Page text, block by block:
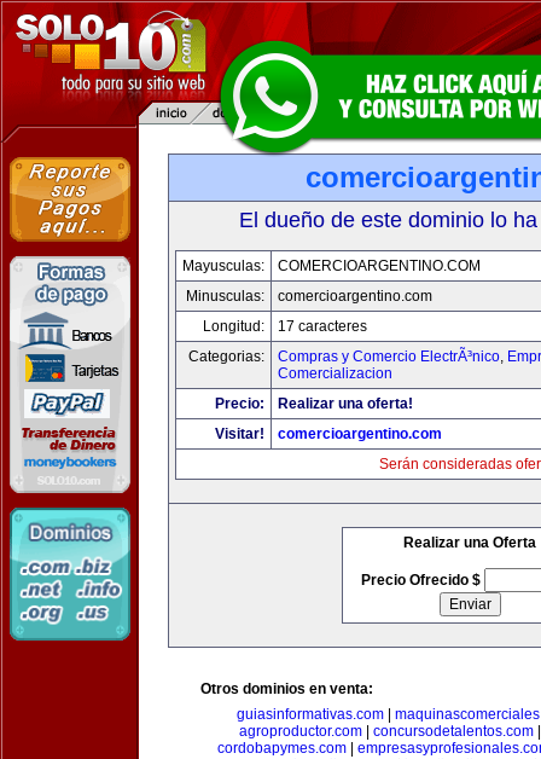
El dueño de este dominio lo
Mayusculas:
COMERCIOARGENTINO.COM
Minusculas:
comercioargentino.com
Longitud:
17 caracteres
Categorias:
Compras y Comercio ElectrÃ³nico,
Comercializacion
Precio:
Realizar una oferta!
Visitar!
comercioargentino.com
Serán consideradas
Realizar una Oferta
Precio Ofrecido $
Otros dominios en venta:
guiasinformativas.com
agroproductor.com
concursodetalentos.com
cordobapymes.com|